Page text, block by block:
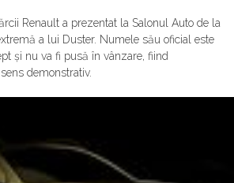
Renault a prezentat la Salonul Auto de la
a lui Duster. Numele său oficial este
și nu va fi pusă în vânzare, fiind
demonstrativ.